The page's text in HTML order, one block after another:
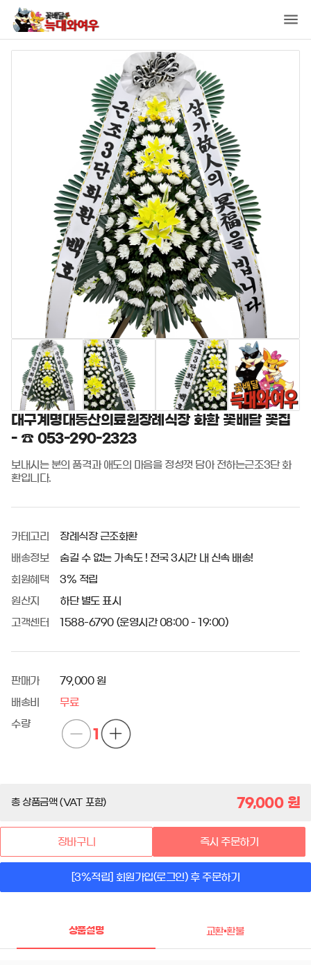
대구계명대동산의료원장례식장 화환 꽃배달 꽃집
- ☎ 053-290-2323
보내시는 분의 품격과 애도의 마음을 정성껏 담아 전하는근조3단 화
환입니다.
카테고리 장례식장 근조화환
배송정보 숨길 수 없는 가속도 ! 전국 3시간 내 신속 배송!
회원혜택 3% 적립
원산지 하단 별도 표시
고객센터 1588-6790 (운영시간 08:00 - 19:00)
판매가 79,000 원
배송비 무료
수량
1
총 상품금액 (VAT 포함) 79,000원
장바구니 즉시 주문하기
[3%적립] 회원가입(로그인) 후 주문하기
상품설명 교환•환불